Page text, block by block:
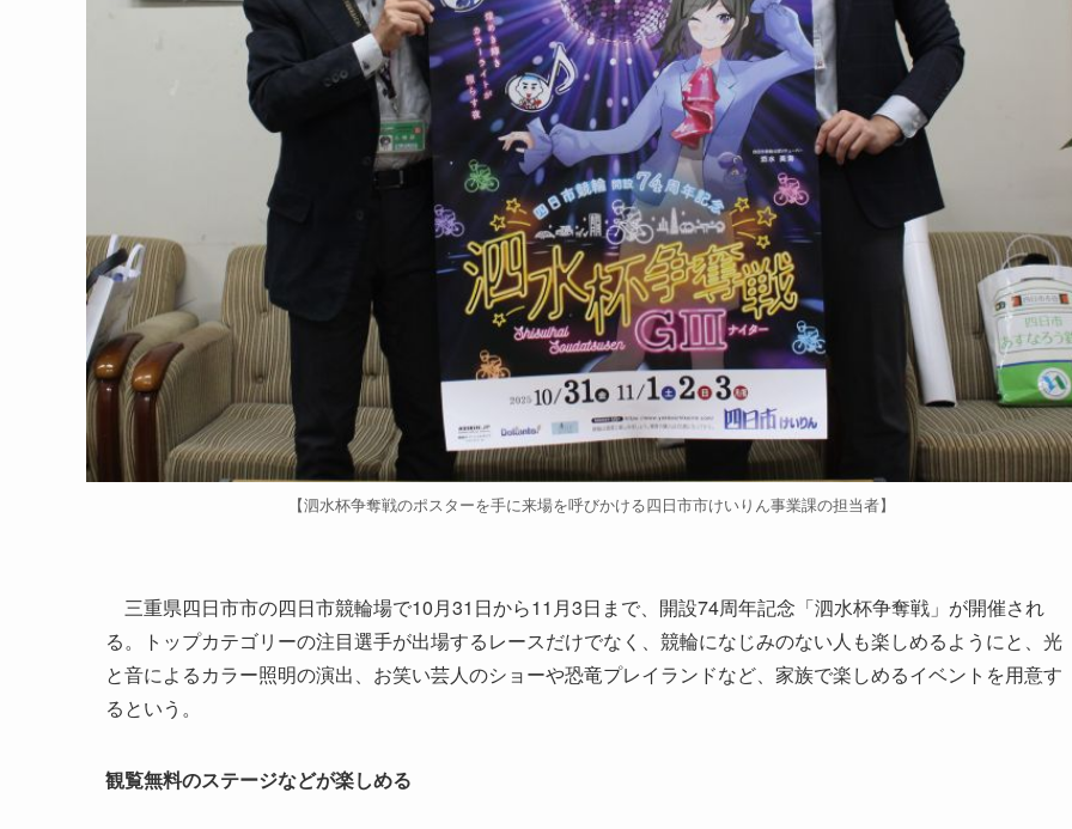
【泗水杯争奪戦のポスターを手に来場を呼びかける四日市市けいりん事業課の担当者】
三重県四日市市の四日市競輪場で10月31日から11月3日まで、開設74周年記念「泗水杯争奪戦」が開催され
る。トップカテゴリーの注目選手が出場するレースだけでなく、競輪になじみのない人も楽しめるようにと、光
と音によるカラー照明の演出、お笑い芸人のショーや恐竜プレイランドなど、家族で楽しめるイベントを用意す
るという。
観覧無料のステージなどが楽しめる